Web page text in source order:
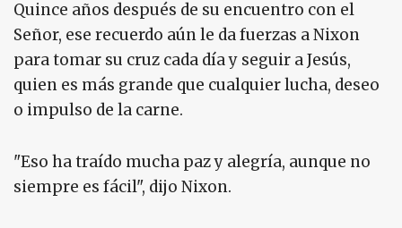
Quince años después de su encuentro con el
Señor, ese recuerdo aún le da fuerzas a Nixon
para tomar su cruz cada día y seguir a Jesús,
quien es más grande que cualquier lucha, deseo
o impulso de la carne.
"Eso ha traído mucha paz y alegría, aunque no
siempre es fácil", dijo Nixon.